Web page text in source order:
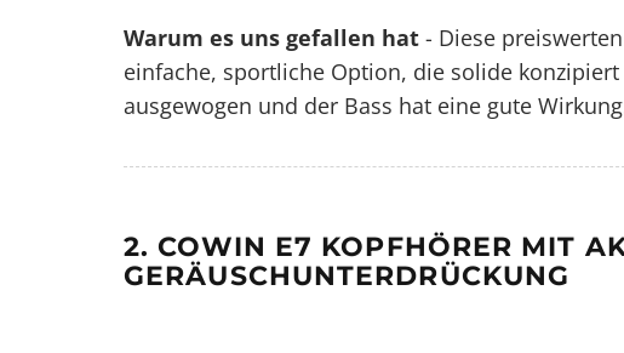
Warum es uns gefallen hat - Diese
einfache, sportliche Option, die solide
ausgewogen und der Bass hat eine gute
2. COWIN E7 KOPFHÖRER MIT
GERÄUSCHUNTERDRÜCKUNG